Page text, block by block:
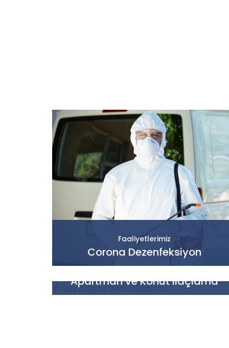
Faaliyetlerimiz
Corona Dezenfeksiyon
Faaliyetlerimiz
Apartman ve Konut ilaçlama